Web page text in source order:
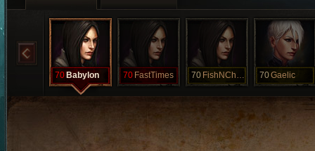
70 Babylon 70 FastTimes 70 FishNChips 70Gaelic